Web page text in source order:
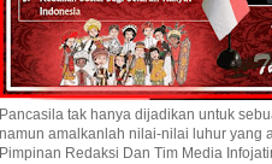
Pancasila tak hanya dijadikan untuk
namun amalkanlah nilai-nilai luhur yang
Pimpinan Redaksi Dan Tim Media